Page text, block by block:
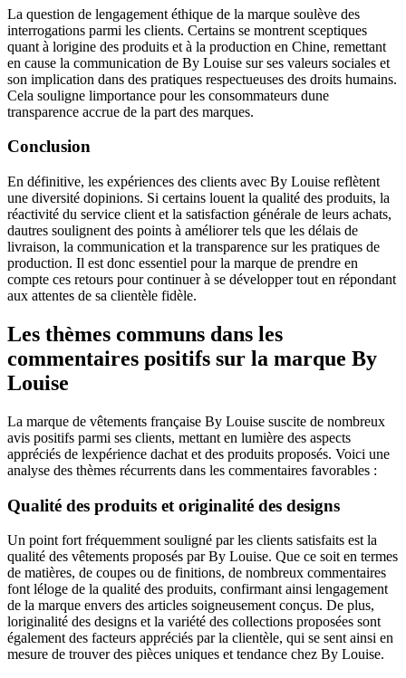
La question de lengagement éthique de la marque soulève des
interrogations parmi les clients. Certains se montrent sceptiques
quant à lorigine des produits et à la production en Chine, remettant
en cause la communication de By Louise sur ses valeurs sociales et
son implication dans des pratiques respectueuses des droits humains.
Cela souligne limportance pour les consommateurs dune
transparence accrue de la part des marques.
Conclusion
En définitive, les expériences des clients avec By Louise reflètent
une diversité dopinions. Si certains louent la qualité des produits, la
réactivité du service client et la satisfaction générale de leurs achats,
dautres soulignent des points à améliorer tels que les délais de
livraison, la communication et la transparence sur les pratiques de
production. Il est donc essentiel pour la marque de prendre en
compte ces retours pour continuer à se développer tout en répondant
aux attentes de sa clientèle fidèle.
Les thèmes communs dans les
commentaires positifs sur la marque By
Louise
La marque de vêtements française By Louise suscite de nombreux
avis positifs parmi ses clients, mettant en lumière des aspects
appréciés de lexpérience dachat et des produits proposés. Voici une
analyse des thèmes récurrents dans les commentaires favorables :
Qualité des produits et originalité des designs
Un point fort fréquemment souligné par les clients satisfaits est la
qualité des vêtements proposés par By Louise. Que ce soit en termes
de matières, de coupes ou de finitions, de nombreux commentaires
font léloge de la qualité des produits, confirmant ainsi lengagement
de la marque envers des articles soigneusement conçus. De plus,
loriginalité des designs et la variété des collections proposées sont
également des facteurs appréciés par la clientèle, qui se sent ainsi en
mesure de trouver des pièces uniques et tendance chez By Louise.